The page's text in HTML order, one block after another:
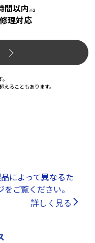
間以内 ※2
理対応
ることもあります。
によって異なるた
ご覧ください。
詳しく見る